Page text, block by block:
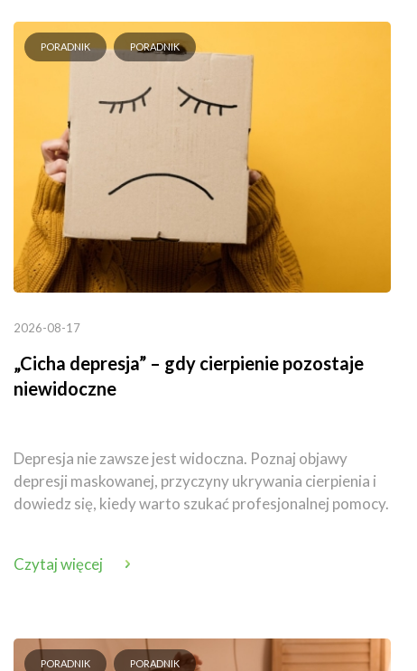
PORADNIK PORADNIK
2026-08-17
„Cicha depresja” – gdy cierpienie pozostaje
niewidoczne
Depresja nie zawsze jest widoczna. Poznaj objawy
depresji maskowanej, przyczyny ukrywania cierpienia i
dowiedz się, kiedy warto szukać profesjonalnej pomocy.
Czytaj więcej
PORADNIK PORADNIK